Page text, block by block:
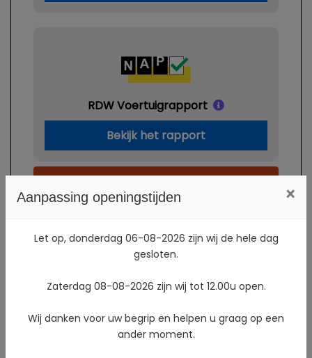
RDW Voertuigrapport
Bekijk het rapport
BTW of Marge
Incl. BTW
Aanpassing openingstijden ×
Let op, donderdag 06-08-2026 zijn wij de hele dag
gesloten.
Zaterdag 08-08-2026 zijn wij tot 12.00u open.
Wij danken voor uw begrip en helpen u graag op een
ander moment.